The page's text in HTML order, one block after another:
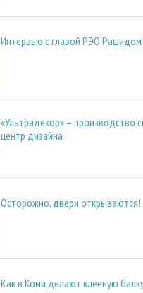
Интервью с главой РЭО
«Ультрадекор» – производство
центр дизайна
Осторожно, двери открываются!
Как в Коми делают клееную